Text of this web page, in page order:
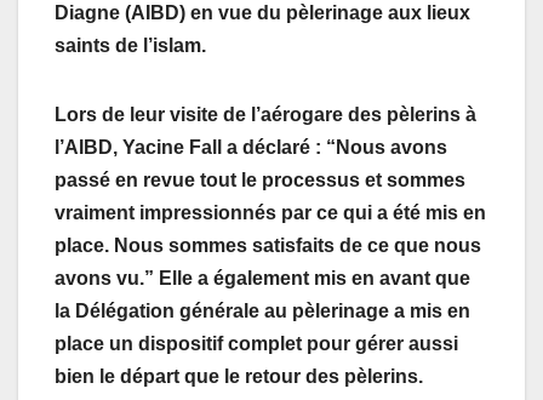
Diagne (AIBD) en vue du pèlerinage aux lieux
saints de l’islam.
Lors de leur visite de l’aérogare des pèlerins à
l’AIBD, Yacine Fall a déclaré : “Nous avons
passé en revue tout le processus et sommes
vraiment impressionnés par ce qui a été mis en
place. Nous sommes satisfaits de ce que nous
avons vu.” Elle a également mis en avant que
la Délégation générale au pèlerinage a mis en
place un dispositif complet pour gérer aussi
bien le départ que le retour des pèlerins.